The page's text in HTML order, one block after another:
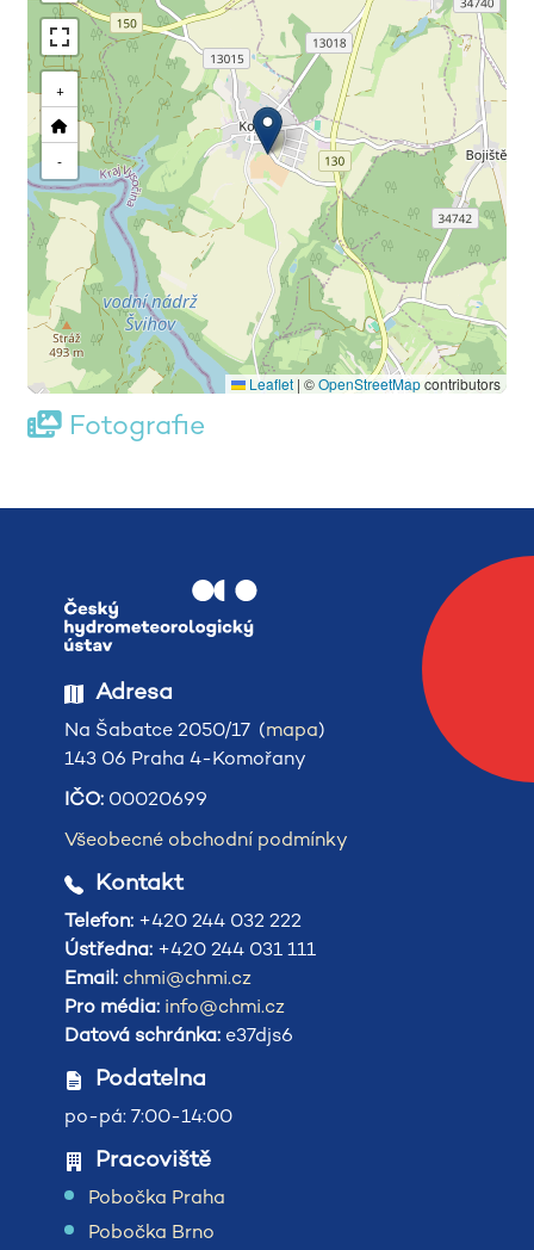
+
-
Leaflet | ©OpenStreetMapcontributors
Fotografie
Adresa
Na Šabatce 2050/17 (mapa)
143 06 Praha 4-Komořany
IČO: 00020699
Všeobecné obchodní podmínky
Kontakt
Telefon: +420 244 032 222
Ústředna: +420 244 031 111
Email: chmi@chmi.cz
Pro média: info@chmi.cz
Datová schránka: e37djs6
Podatelna
po-pá: 7:00-14:00
Pracoviště
Pobočka Praha
Pobočka Brno